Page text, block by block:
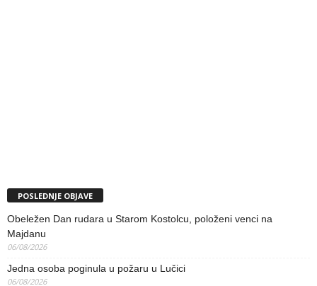
POSLEDNJE OBJAVE
Obeležen Dan rudara u Starom Kostolcu, položeni venci na
Majdanu
06/08/2026
Jedna osoba poginula u požaru u Lučici
06/08/2026